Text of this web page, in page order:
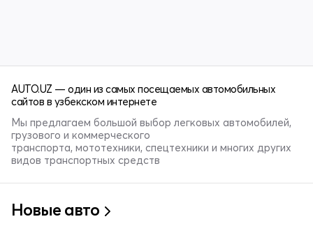
AUTO.UZ — один из самых посещаемых автомобильных
сайтов в узбекском интернете
Мы предлагаем большой выбор легковых автомобилей,
грузового и коммерческого
транспорта, мототехники, спецтехники и многих других
видов транспортных средств
Новые авто